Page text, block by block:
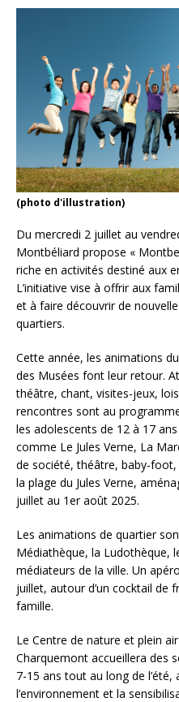
(photo d'illustration)
Du mercredi 2 juillet au
Montbéliard propose «
riche en activités destiné aux
L’initiative vise à offrir aux
et à faire découvrir de
quartiers.
Cette année, les animations
des Musées font leur retour.
théâtre, chant, visites-jeux,
rencontres sont au
les adolescents de 12 à 17
comme Le Jules Verne, La
de société, théâtre, baby-
la plage du Jules Verne,
juillet au 1er août 2025.
Les animations de quartier
Médiathèque, la Ludothèque,
médiateurs de la ville. Un
juillet, autour d’un cocktail de
famille.
Le Centre de nature et plein
Charquemont accueillera des
7-15 ans tout au long de
l’environnement et la